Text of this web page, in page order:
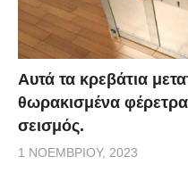
Αυτά τα κρεβάτια
θωρακισμένα φέρετρα
σεισμός.
1 ΝΟΕΜΒΡΊΟΥ, 2023